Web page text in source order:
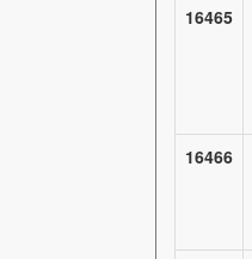
16465
16466